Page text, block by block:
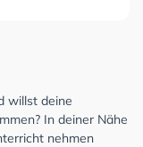
willst deine
In deiner Nähe
nehmen